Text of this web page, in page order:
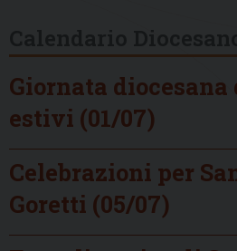
Giornata
estivi (01/07)
Celebrazioni per
Goretti (05/07)